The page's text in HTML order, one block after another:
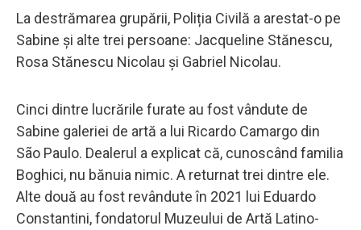
La destrămarea grupării, Poliția Civilă a arestat-o ​​pe
Sabine și alte trei persoane: Jacqueline Stănescu,
Rosa Stănescu Nicolau și Gabriel Nicolau.
Cinci dintre lucrările furate au fost vândute de
Sabine galeriei de artă a lui Ricardo Camargo din
São Paulo. Dealerul a explicat că, cunoscând familia
Boghici, nu bănuia nimic. A returnat trei dintre ele.
Alte două au fost revândute în 2021 lui Eduardo
Constantini, fondatorul Muzeului de Artă Latino-